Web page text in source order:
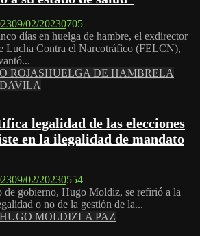
09/02/20230705
días en huelga de hambre, el exdirector
Lucha Contra el Narcotráfico (FELCN),
ROJASHUELGA DE HAMBRELA
legalidad de las elecciones
en la ilegalidad de mandato
09/02/20230554
de gobierno, Hugo Moldiz, se refirió a la
o no de la gestión de la...
HUGO MOLDIZLA PAZ